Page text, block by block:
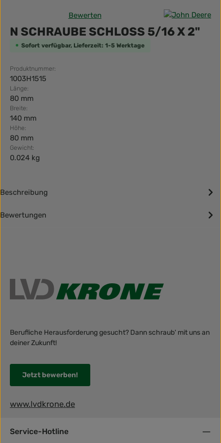
Durchschnittliche Bewertung von 0 von 5 Sternen
Bewerten
N SCHRAUBE SCHLOSS 5/16 X 2"
Sofort verfügbar, Lieferzeit: 1-5 Werktage
Produktnummer:
1003H1515
Länge:
80 mm
Breite:
140 mm
Höhe:
80 mm
Gewicht:
0.024 kg
Beschreibung
Bewertungen
Berufliche Herausforderung gesucht? Dann schraub' mit uns an
deiner Zukunft!
Jetzt bewerben!
www.lvdkrone.de
Service-Hotline